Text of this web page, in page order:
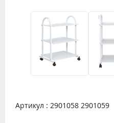
Артикул : 2901058 2901059